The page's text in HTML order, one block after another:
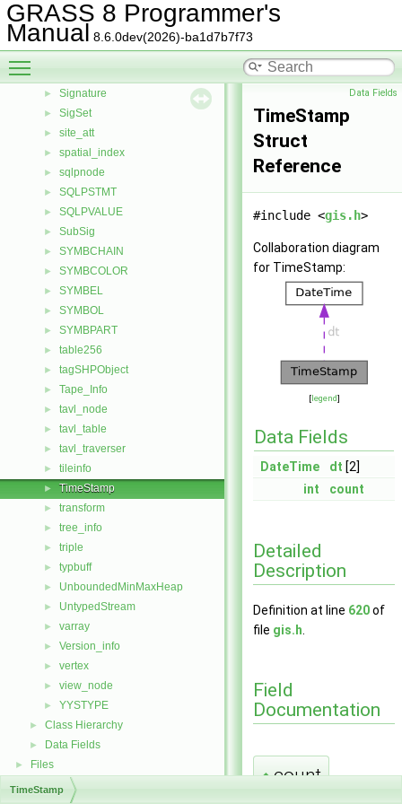
GRASS 8 Programmer's
Manual 8.6.0dev(2026)-ba1d7b7f73
► shape_tree_node
► SHPDate
► SHPInfo
► Signature
► SigSet
► site_att
► spatial_index
► sqlpnode
► SQLPSTMT
► SQLPVALUE
► SubSig
► SYMBCHAIN
► SYMBCOLOR
► SYMBEL
► SYMBOL
► SYMBPART
► table256
► tagSHPObject
► Tape_Info
► tavl_node
► tavl_table
► tavl_traverser
► tileinfo
► TimeStamp
► transform
► tree_info
► triple
► typbuff
► UnboundedMinMaxHeap
► UntypedStream
► varray
► Version_info
► vertex
► view_node
► YYSTYPE
► Class Hierarchy
► Data Fields
► Files
Data Fields
TimeStamp
Struct
Reference
#include <gis.h>
Collaboration diagram
for TimeStamp:
[legend]
Data Fields
DateTime dt [2]
int
count
Detailed
Description
Definition at line 620of
file gis.h
Field
Documentation
◆count
TimeStamp